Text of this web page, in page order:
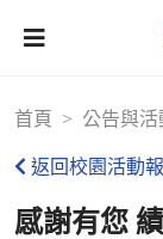
首頁 公告與活
返回校園活動
感謝有您